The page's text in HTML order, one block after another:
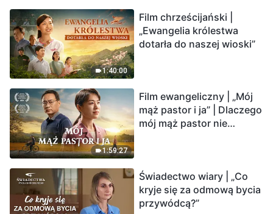
1:40:00
Film chrześcijański |
„Ewangelia królestwa
dotarła do naszej wioski”
1:59:27
Film ewangeliczny | „Mój
mąż pastor i ja” | Dlaczego
mój mąż pastor nie
Świadectwo wiary | „Co
kryje się za odmową bycia
przywódcą?”